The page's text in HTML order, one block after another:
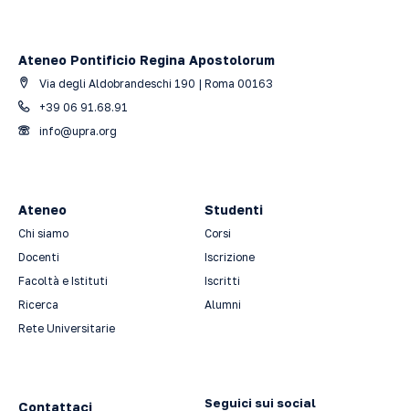
Ateneo Pontificio Regina Apostolorum
Via degli Aldobrandeschi 190 | Roma 00163
+39 06 91.68.91
info@upra.org
Ateneo
Chi siamo
Docenti
Facoltà e Istituti
Ricerca
Rete Universitarie
Studenti
Corsi
Iscrizione
Iscritti
Alumni
Contattaci Seguici sui social